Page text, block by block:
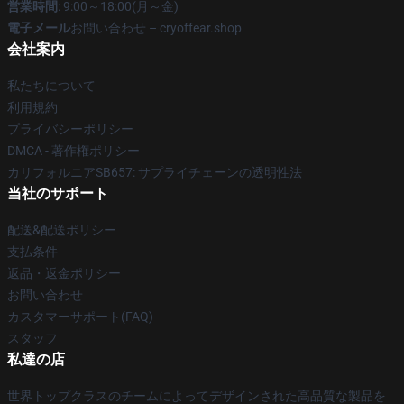
営業時間: 9:00～18:00(月～金)
電子メールお問い合わせ – cryoffear.shop
会社案内
私たちについて
利用規約
プライバシーポリシー
DMCA - 著作権ポリシー
カリフォルニアSB657: サプライチェーンの透明性法
当社のサポート
配送&配送ポリシー
支払条件
返品・返金ポリシー
お問い合わせ
カスタマーサポート(FAQ)
スタッフ
私達の店
世界トップクラスのチームによってデザインされた高品質な製品を